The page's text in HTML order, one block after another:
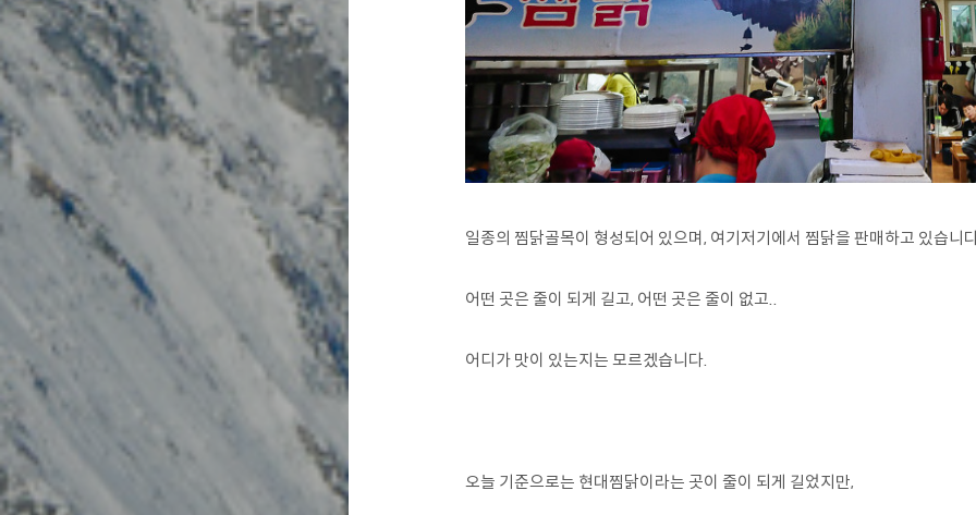
일종의 찜닭골목이 형성되어 있으며, 여기저기에서 찜닭을 판매하고 있습니
어떤 곳은 줄이 되게 길고, 어떤 곳은 줄이 없고..
어디가 맛이 있는지는 모르겠습니다.
오늘 기준으로는 현대찜닭이라는 곳이 줄이 되게 길었지만,